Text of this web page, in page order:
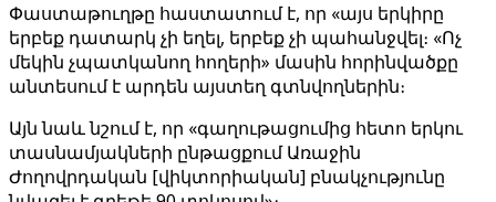
Փաստաթուղթը հաստատում է, որ «այս երկիրը
երբեք դատարկ չի եղել, երբեք չի պահանջվել։ «Ոչ
մեկին չպատկանող հողերի» մասին հորինվածքը
անտեսում է արդեն այստեղ գտնվողներին։
Այն նաև նշում է, որ «գաղութացումից հետո երկու
տասնամյակների ընթացքում Առաջին
Ժողովրդական [վիկտորիական] բնակչությունը